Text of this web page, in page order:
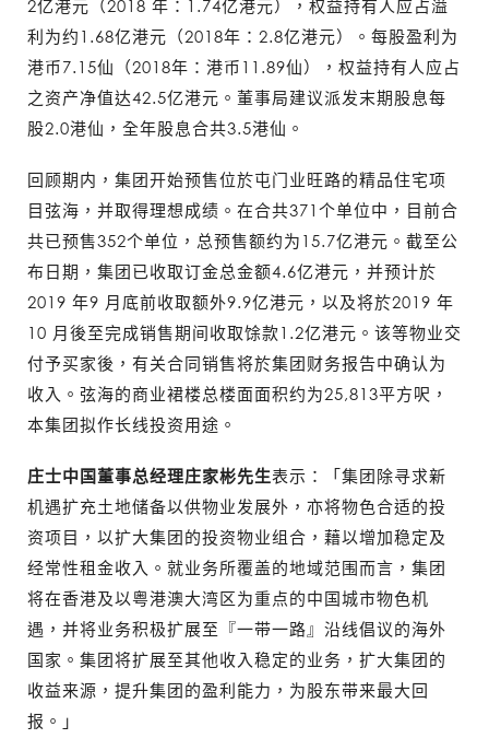
2亿港元（2018 年：1.74亿港元），权益持有人应占溢
利为约1.68亿港元（2018年：2.8亿港元）。每股盈利为
港币7.15仙（2018年：港币11.89仙），权益持有人应占
之资产净值达42.5亿港元。董事局建议派发末期股息每
股2.0港仙，全年股息合共3.5港仙。
回顾期内，集团开始预售位於屯门业旺路的精品住宅项
目弦海，并取得理想成绩。在合共371个单位中，目前合
共已预售352个单位，总预售额约为15.7亿港元。截至公
布日期，集团已收取订金总金额4.6亿港元，并预计於
2019 年9 月底前收取额外9.9亿港元，以及将於2019 年
10 月後至完成销售期间收取馀款1.2亿港元。该等物业交
付予买家後，有关合同销售将於集团财务报告中确认为
收入。弦海的商业裙楼总楼面面积约为25,813平方呎，
本集团拟作长线投资用途。
庄士中国董事总经理庄家彬先生表示：「集团除寻求新
机遇扩充土地储备以供物业发展外，亦将物色合适的投
资项目，以扩大集团的投资物业组合，藉以增加稳定及
经常性租金收入。就业务所覆盖的地域范围而言，集团
将在香港及以粤港澳大湾区为重点的中国城市物色机
遇，并将业务积极扩展至『一带一路』沿线倡议的海外
国家。集团将扩展至其他收入稳定的业务，扩大集团的
收益来源，提升集团的盈利能力，为股东带来最大回
报。」